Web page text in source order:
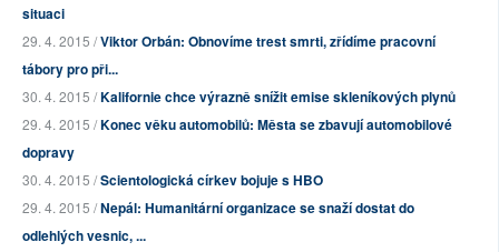
situaci
29. 4. 2015 /Viktor Orbán: Obnovíme trest smrti, zřídíme pracovní
tábory pro při...
30. 4. 2015 /Kalifornie chce výrazně snížit emise skleníkových plynů
29. 4. 2015 /Konec věku automobilů: Města se zbavují automobilové
dopravy
30. 4. 2015 /Scientologická církev bojuje s HBO
29. 4. 2015 /Nepál: Humanitární organizace se snaží dostat do
odlehlých vesnic, ...